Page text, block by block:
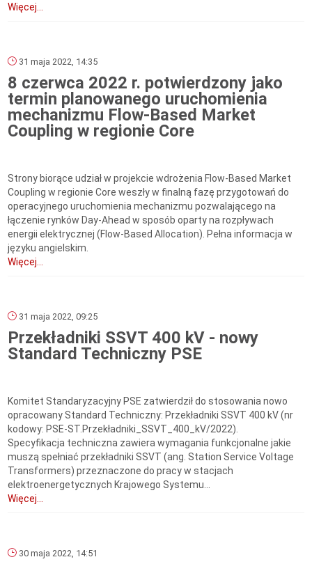
Więcej...
31 maja 2022, 14:35
8 czerwca 2022 r. potwierdzony jako
termin planowanego uruchomienia
mechanizmu Flow-Based Market
Coupling w regionie Core
Strony biorące udział w projekcie wdrożenia Flow-Based Market
Coupling w regionie Core weszły w finalną fazę przygotowań do
operacyjnego uruchomienia mechanizmu pozwalającego na
łączenie rynków Day-Ahead w sposób oparty na rozpływach
energii elektrycznej (Flow-Based Allocation). Pełna informacja w
języku angielskim.
Więcej...
31 maja 2022, 09:25
Przekładniki SSVT 400 kV - nowy
Standard Techniczny PSE
Komitet Standaryzacyjny PSE zatwierdził do stosowania nowo
opracowany Standard Techniczny: Przekładniki SSVT 400 kV (nr
kodowy: PSE-ST.Przekładniki_SSVT_400_kV/2022).
Specyfikacja techniczna zawiera wymagania funkcjonalne jakie
muszą spełniać przekładniki SSVT (ang. Station Service Voltage
Transformers) przeznaczone do pracy w stacjach
elektroenergetycznych Krajowego Systemu...
Więcej...
30 maja 2022, 14:51